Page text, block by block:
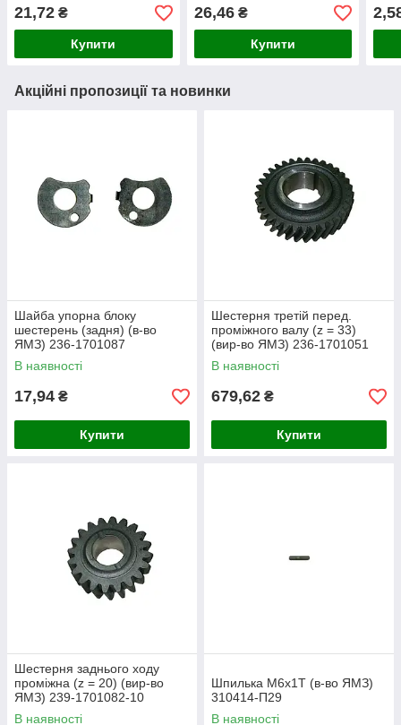
21,72 ₴
Купити
26,46₴
Купити
Акційні пропозиції та новинки
Шайба упорна блоку
шестерень (задня) (в-во
ЯМЗ) 236-1701087
В наявності
17,94 ₴
Купити
Шестерня третій перед.
проміжного валу (z = 33)
(вир-во ЯМЗ) 236-1701051
В наявності
679,62 ₴
Купити
Шестерня заднього ходу
проміжна (z = 20) (вир-во
ЯМЗ) 239-1701082-10
В наявності
Шпилька М6х1Т (в-во ЯМЗ)
310414-П29
В наявності